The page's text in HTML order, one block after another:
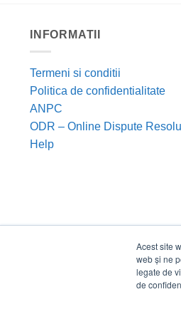
Acest site
web și ne
legate de
de
INFORMATII
Termeni si conditii
Politica de confidentialitate
ANPC
ODR – Online Dispute
Help